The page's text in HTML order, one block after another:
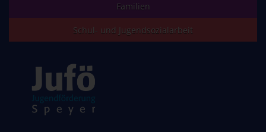
Familien
Schul- und Jugendsozialarbeit